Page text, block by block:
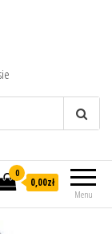
Menu
0
0,00zł